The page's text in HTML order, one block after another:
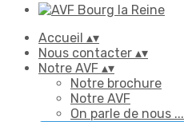
Accueil ▴▾
Nous contacter ▴▾
Notre AVF ▴▾
Notre brochure
Notre AVF
On parle de nous ...